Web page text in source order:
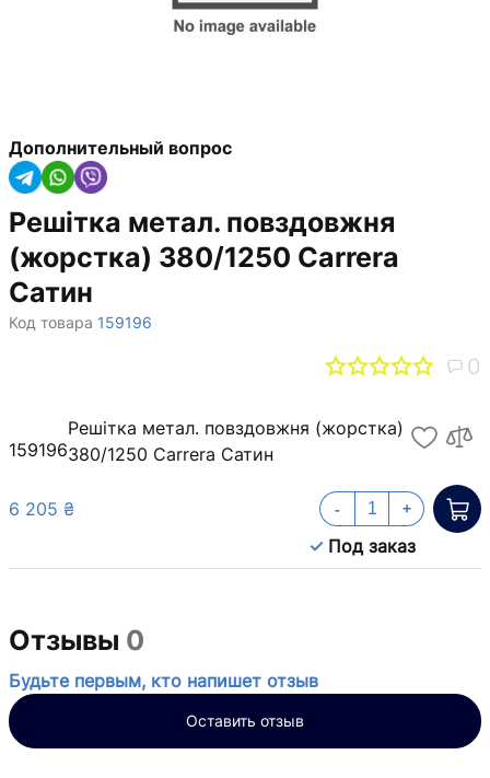
Дополнительный вопрос
Решітка метал. повздовжня
(жорстка) 380/1250 Carrera
Сатин
Код товара 159196
0
159196
Решітка метал. повздовжня (жорстка)
380/1250 Carrera Сатин
6 205 ₴
Под заказ
- +
Отзывы 0
Будьте первым, кто напишет отзыв
Оставить отзыв